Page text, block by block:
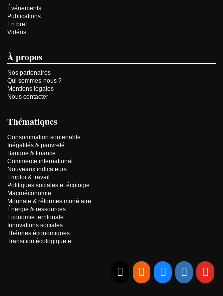
Événements
Publications
En bref
Vidéos
À propos
Nos partenaires
Qui sommes-nous ?
Mentions légales
Nous contacter
Thématiques
Consommation soutenable
Inégalités & pauvreté
Banque & finance
Commerce international
Nouveaux indicateurs
Emploi & travail
Politiques sociales et écologie
Macroéconomie
Monnaie & réformes monétaire
Énergie & ressources...
Economie territoriale
Innovations sociales
Théories économiques
Transition écologique et...